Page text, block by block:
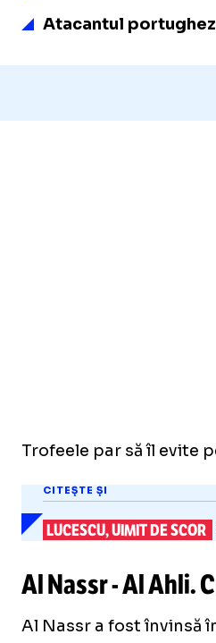
Atacantul
Trofeele par să îl evite
CITEȘTE ȘI
LUCESCU, UIMIT DE SCOR
Al Nassr - Al Ahli.
Al Nassr a fost învinsă